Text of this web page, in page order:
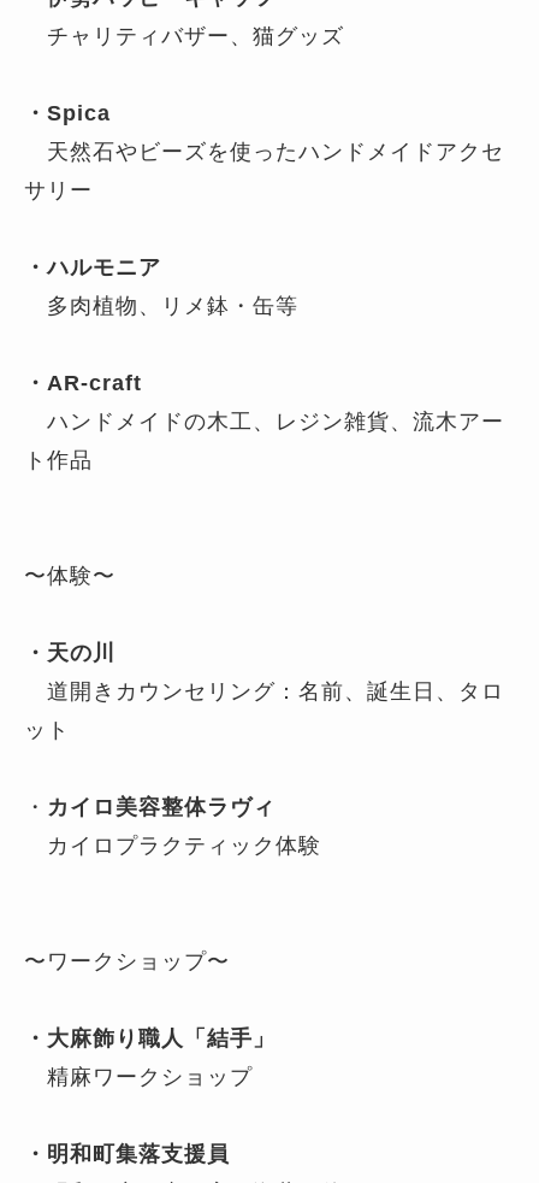
チャリティバザー、猫グッズ
・Spica
天然石やビーズを使ったハンドメイドアクセ
サリー
・ハルモニア
多肉植物、リメ鉢・缶等
・AR-craft
ハンドメイドの木工、レジン雑貨、流木アー
ト作品
〜体験〜
・天の川
道開きカウンセリング：名前、誕生日、タロ
ット
・ カイロ美容整体ラヴィ
カイロプラクティック体験
〜ワークショップ〜
・大麻飾り職人「結手」
精麻ワークショップ
・明和町集落支援員